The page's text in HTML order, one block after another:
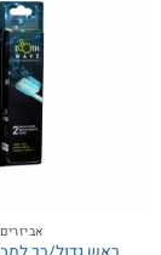
אביזרים